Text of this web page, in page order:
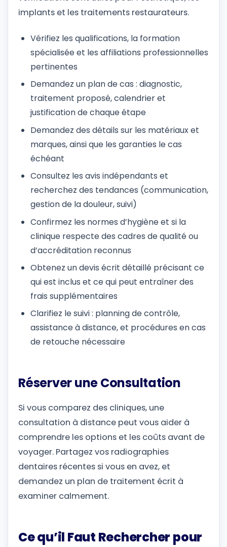
implants et les traitements restaurateurs.
Vérifiez les qualifications, la formation
spécialisée et les affiliations professionnelles
pertinentes
Demandez un plan de cas : diagnostic,
traitement proposé, calendrier et
justification de chaque étape
Demandez des détails sur les matériaux et
marques, ainsi que les garanties le cas
échéant
Consultez les avis indépendants et
recherchez des tendances (communication,
gestion de la douleur, suivi)
Confirmez les normes d’hygiène et si la
clinique respecte des cadres de qualité ou
d’accréditation reconnus
Obtenez un devis écrit détaillé précisant ce
qui est inclus et ce qui peut entraîner des
frais supplémentaires
Clarifiez le suivi : planning de contrôle,
assistance à distance, et procédures en cas
de retouche nécessaire
Réserver une Consultation
Si vous comparez des cliniques, une
consultation à distance peut vous aider à
comprendre les options et les coûts avant de
voyager. Partagez vos radiographies
dentaires récentes si vous en avez, et
demandez un plan de traitement écrit à
examiner calmement.
Ce qu’il Faut Rechercher pour